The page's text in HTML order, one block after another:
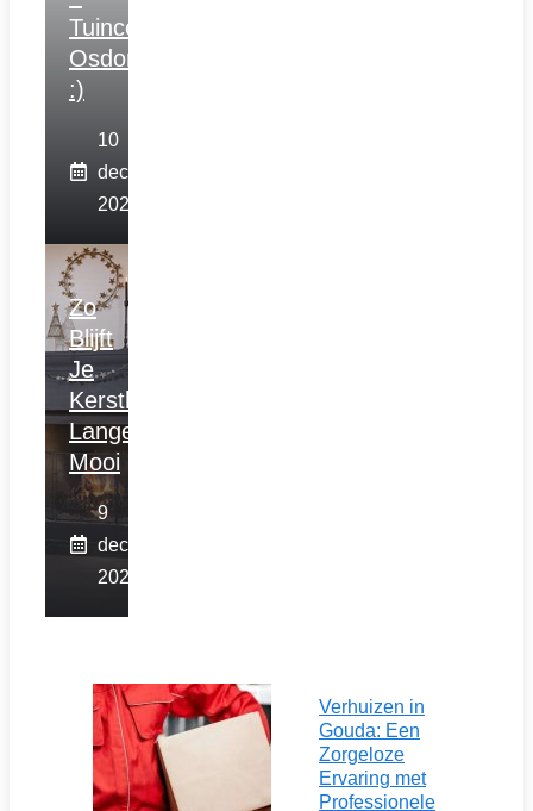
Tuincentrum
Osdorp
:)
10
december
2025
Zo
Blijft
Je
Kerstboom
Langer
Mooi
9
december
2025
Verhuizen in
Gouda: Een
Zorgeloze
Ervaring met
Professionele